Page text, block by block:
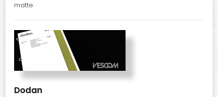
matte.
Dodan